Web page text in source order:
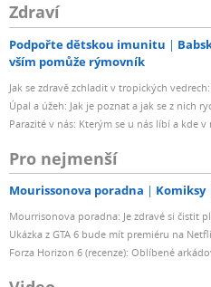
Zdraví
Podpořte dětskou imunitu
vším pomůže rýmovník
Jak se zdravě zchladit v tropických
Úpal a úžeh: Jak je poznat a jak se z nich
Parazité v nás: Kterým se u nás líbí a kde
Pro nejmenší
Mourissonova poradna Komiksy
Mourrisonova poradna: Je zdravé si čistit
Ukázka z GTA 6 bude mít premiéru na
Forza Horizon 6 (recenze): Oblíbené